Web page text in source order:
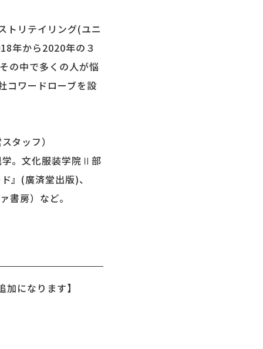
トリテイリング(ユニ
年から2020年の３
の中で多くの人が悩
コワードローブを設
タッフ）
。文化服装学院Ⅱ部
』(廣済堂出版)、
書房）など。
になります】